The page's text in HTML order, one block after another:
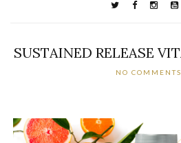
SUSTAINED RELEASE
NO